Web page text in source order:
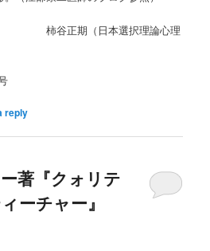
本選択理論心理
reply
著『クォリテ
ーチャー』